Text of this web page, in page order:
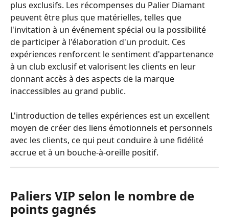
plus exclusifs. Les récompenses du Palier Diamant
peuvent être plus que matérielles, telles que
l'invitation à un événement spécial ou la possibilité
de participer à l'élaboration d'un produit. Ces
expériences renforcent le sentiment d'appartenance
à un club exclusif et valorisent les clients en leur
donnant accès à des aspects de la marque
inaccessibles au grand public.
L'introduction de telles expériences est un excellent
moyen de créer des liens émotionnels et personnels
avec les clients, ce qui peut conduire à une fidélité
accrue et à un bouche-à-oreille positif.
Paliers VIP selon le nombre de
points gagnés